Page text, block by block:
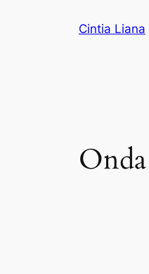
Cintia Liana